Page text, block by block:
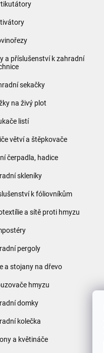
a příslušenství k zahradní
sekačky
na živý plot
listí
větví a štěpkovače
čerpadla, hadice
skleníky
k fóliovníkům
a sítě proti hmyzu
pergoly
a stojany na dřevo
hmyzu
domky
kolečka
a květináče